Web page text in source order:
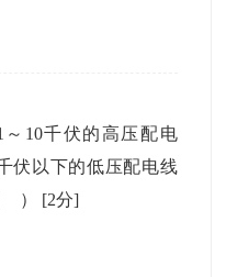
10千伏的高压配电
伏以下的低压配电线
） [2分]